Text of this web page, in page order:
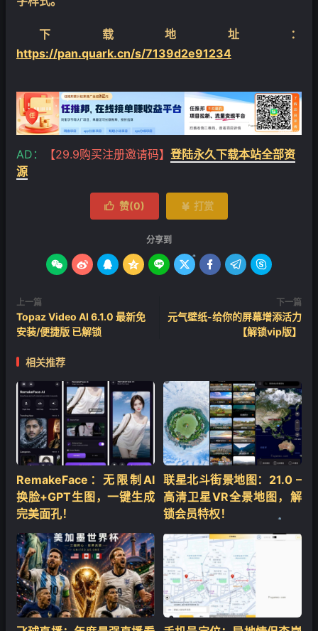
下载地址：
https://pan.quark.cn/s/7139d2e91234
AD： 【29.9购买注册邀请码】 登陆永久下载本站全部资
源
 赞(0)  打赏
分享到
        
上一篇
Topaz Video AI 6.1.0 最新免
安装/便捷版 已解锁
下一篇
元气壁纸-给你的屏幕增添活力
【解锁vip版】
相关推荐
RemakeFace：无限制AI
换脸+GPT生图，一键生成
完美面孔！
联星北斗街景地图：21.0 –
高清卫星VR全景地图，解
锁会员特权！
❄